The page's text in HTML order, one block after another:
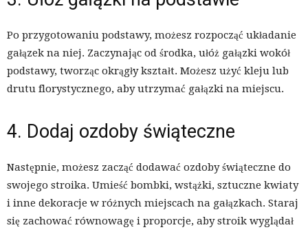
Po przygotowaniu podstawy, możesz rozpocząć układanie
gałązek na niej. Zaczynając od środka, ułóż gałązki wokół
podstawy, tworząc okrągły kształt. Możesz użyć kleju lub
drutu florystycznego, aby utrzymać gałązki na miejscu.
4. Dodaj ozdoby świąteczne
Następnie, możesz zacząć dodawać ozdoby świąteczne do
swojego stroika. Umieść bombki, wstążki, sztuczne kwiaty
i inne dekoracje w różnych miejscach na gałązkach. Staraj
się zachować równowagę i proporcje, aby stroik wyglądał